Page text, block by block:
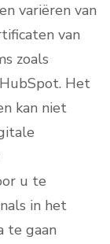
variëren van
van
zoals
Het
kan niet
u te
in het
te gaan